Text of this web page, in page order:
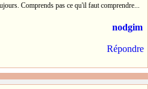
Comprends pas ce qu'il faut comprendre...
nodgim
Répondre